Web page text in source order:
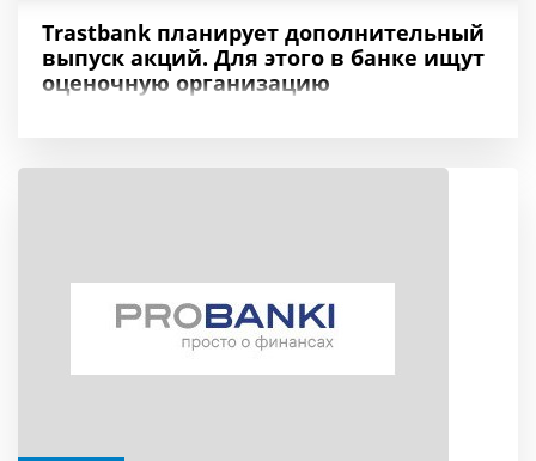
Trastbank планирует дополнительный
выпуск акций. Для этого в банке ищут
оценочную организацию